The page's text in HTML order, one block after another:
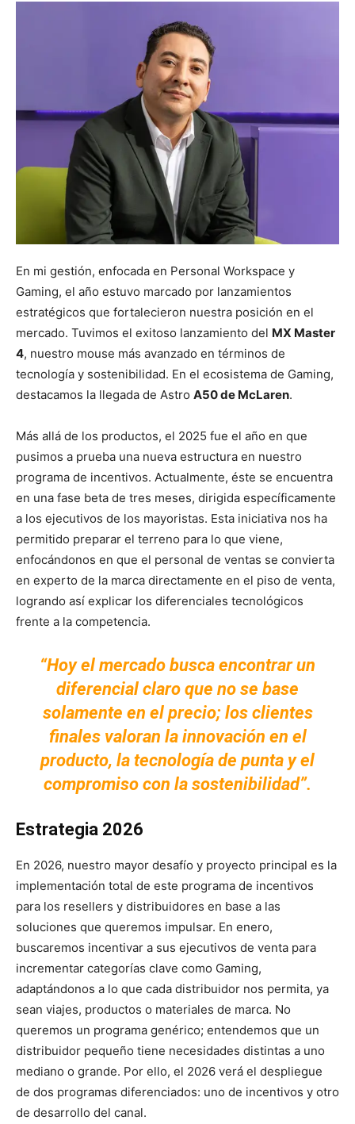
En mi gestión, enfocada en Personal Workspace y
Gaming, el año estuvo marcado por lanzamientos
estratégicos que fortalecieron nuestra posición en el
mercado. Tuvimos el exitoso lanzamiento del MX Master
4, nuestro mouse más avanzado en términos de
tecnología y sostenibilidad. En el ecosistema de Gaming,
destacamos la llegada de Astro A50 de McLaren.
Más allá de los productos, el 2025 fue el año en que
pusimos a prueba una nueva estructura en nuestro
programa de incentivos. Actualmente, éste se encuentra
en una fase beta de tres meses, dirigida específicamente
a los ejecutivos de los mayoristas. Esta iniciativa nos ha
permitido preparar el terreno para lo que viene,
enfocándonos en que el personal de ventas se convierta
en experto de la marca directamente en el piso de venta,
logrando así explicar los diferenciales tecnológicos
frente a la competencia.
“Hoy el mercado busca encontrar un
diferencial claro que no se base
solamente en el precio; los clientes
finales valoran la innovación en el
producto, la tecnología de punta y el
compromiso con la sostenibilidad”.
Estrategia 2026
En 2026, nuestro mayor desafío y proyecto principal es la
implementación total de este programa de incentivos
para los resellers y distribuidores en base a las
soluciones que queremos impulsar. En enero,
buscaremos incentivar a sus ejecutivos de venta para
incrementar categorías clave como Gaming,
adaptándonos a lo que cada distribuidor nos permita, ya
sean viajes, productos o materiales de marca. No
queremos un programa genérico; entendemos que un
distribuidor pequeño tiene necesidades distintas a uno
mediano o grande. Por ello, el 2026 verá el despliegue
de dos programas diferenciados: uno de incentivos y otro
de desarrollo del canal.